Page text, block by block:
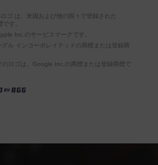
ゴ は、米国および他の国々で登録された
す。
Inc.のサービスマークです。
ル インコーポレイテッドの商標または登録商
ロゴは、Google Inc.の商標または登録商標で